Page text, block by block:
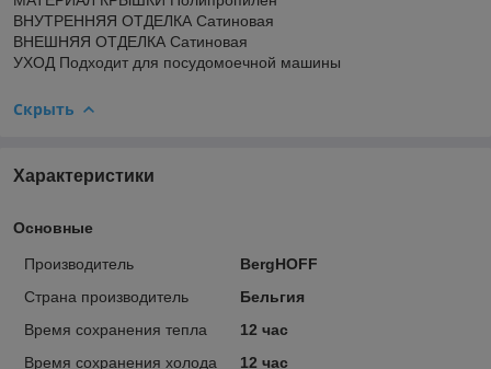
ВНУТРЕННЯЯ ОТДЕЛКА Сатиновая
ВНЕШНЯЯ ОТДЕЛКА Сатиновая
УХОД Подходит для посудомоечной машины
Скрыть
Характеристики
Основные
Производитель
BergHOFF
Страна производитель
Бельгия
Время сохранения тепла
12 час
Время сохранения холода
12 час